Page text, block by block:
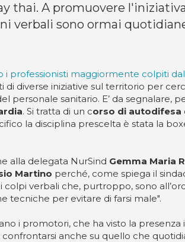
thai. A promuovere
verbali sono ormai
i professionisti maggiormente colpiti
di diverse iniziative sul territorio per
personale sanitario. E’ da segnalare,
. Si tratta di un corso di autodifesa
la disciplina prescelta è stata la
alla delegata NurSind Gemma Maria
Martino perché, come spiega il
colpi verbali che, purtroppo, sono
tecniche per evitare di farsi male".
i promotori, che ha visto la
confrontarsi anche su quello che